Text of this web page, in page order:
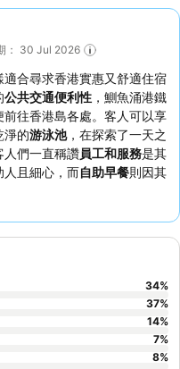
： 30 Jul 2026
合尋求香港實惠又舒適住宿
公共交通便利性 ，鰂魚涌港鐵
往香港島各處。客人可以享
淨的游泳池，在探索了一天之
人們一直稱讚員工和服務是其
人且細心，而自助早餐則因其
34%
37%
14%
7%
8%